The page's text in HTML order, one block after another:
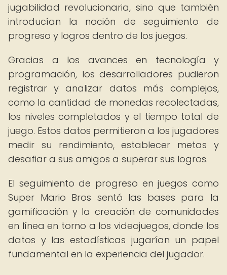
jugabilidad revolucionaria, sino que también
introducían la noción de seguimiento de
progreso y logros dentro de los juegos.
Gracias a los avances en tecnología y
programación, los desarrolladores pudieron
registrar y analizar datos más complejos,
como la cantidad de monedas recolectadas,
los niveles completados y el tiempo total de
juego. Estos datos permitieron a los jugadores
medir su rendimiento, establecer metas y
desafiar a sus amigos a superar sus logros.
El seguimiento de progreso en juegos como
Super Mario Bros sentó las bases para la
gamificación y la creación de comunidades
en línea en torno a los videojuegos, donde los
datos y las estadísticas jugarían un papel
fundamental en la experiencia del jugador.